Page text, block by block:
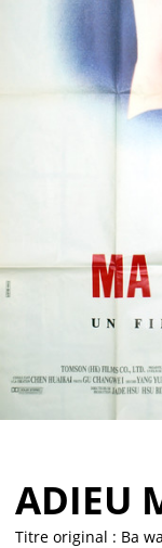
ADIEU
Titre original : Ba